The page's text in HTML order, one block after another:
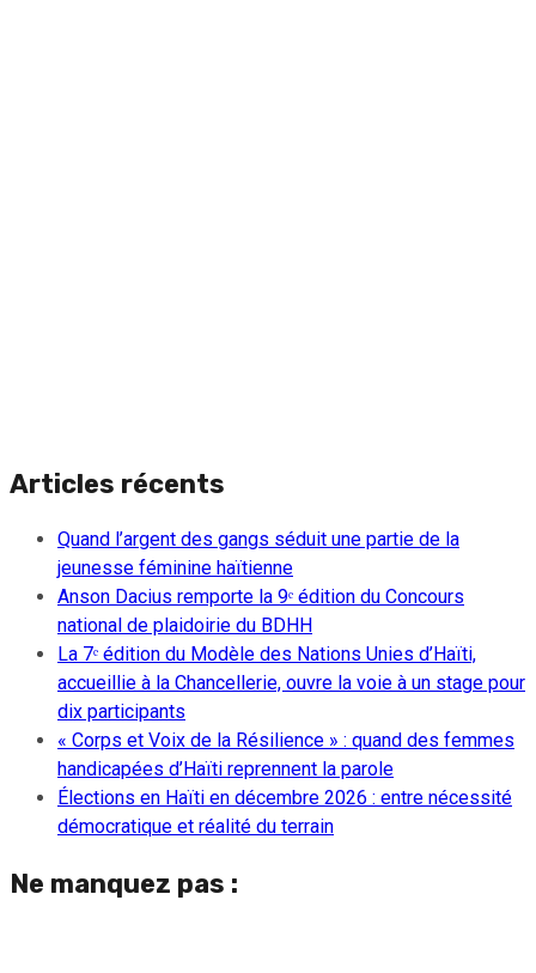
Articles récents
Quand l’argent des gangs séduit une partie de la
jeunesse féminine haïtienne
Anson Dacius remporte la 9ᵉ édition du Concours
national de plaidoirie du BDHH
La 7ᵉ édition du Modèle des Nations Unies d’Haïti,
accueillie à la Chancellerie, ouvre la voie à un stage pour
dix participants
« Corps et Voix de la Résilience » : quand des femmes
handicapées d’Haïti reprennent la parole
Élections en Haïti en décembre 2026 : entre nécessité
démocratique et réalité du terrain
Ne manquez pas :